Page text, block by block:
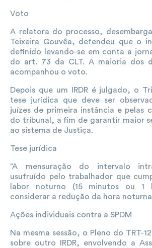
Voto
A relatora do processo,
Teixeira Gouvêa, defendeu que o
definido levando-se em conta a
do art. 73 da CLT. A maioria dos
acompanhou o voto.
Depois que um IRDR é julgado, o
tese jurídica que deve ser
juízes de primeira instância e pelas
do tribunal, a fim de garantir maior
ao sistema de Justiça.
Tese jurídica
“A mensuração do intervalo
usufruído pelo trabalhador que
labor noturno (15 minutos ou 1
considerar a redução da hora
Ações individuais contra a SPDM
Na mesma sessão, o Pleno do TRT-
sobre outro IRDR, envolvendo a